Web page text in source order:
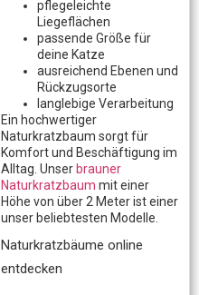
pflegeleichte
Liegeflächen
passende Größe für
deine Katze
ausreichend Ebenen und
Rückzugsorte
langlebige Verarbeitung
Ein hochwertiger
Naturkratzbaum sorgt für
Komfort und Beschäftigung im
Alltag. Unser brauner
Naturkratzbaum mit einer
Höhe von über 2 Meter ist einer
unser beliebtesten Modelle.
Naturkratzbäume online
entdecken